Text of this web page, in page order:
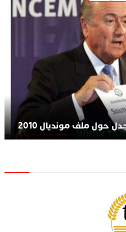
حول ملف مونديال 2010